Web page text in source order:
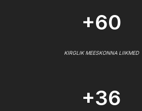
+60
KIRGLIK MEESKONNA LIIKMED
+36